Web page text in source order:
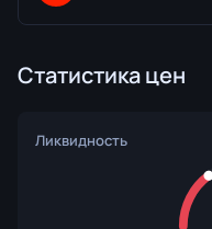
Статистика цен
Ликвидность